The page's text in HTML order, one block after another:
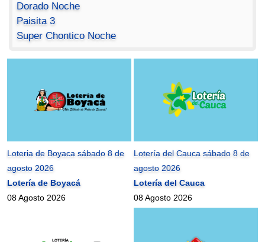
Dorado Noche
Paisita 3
Super Chontico Noche
Loteria de Boyaca sábado 8 de
agosto 2026
Lotería de Boyacá
08 Agosto 2026
Lotería del Cauca sábado 8 de
agosto 2026
Lotería del Cauca
08 Agosto 2026